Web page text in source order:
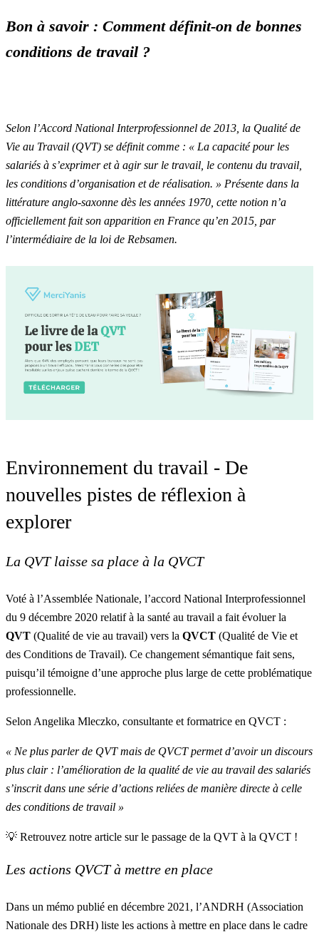
Bon à savoir : Comment définit-on de bonnes
conditions de travail ?
Selon l’Accord National Interprofessionnel de 2013, la Qualité de
Vie au Travail (QVT) se définit comme : « La capacité pour les
salariés à s’exprimer et à agir sur le travail, le contenu du travail,
les conditions d’organisation et de réalisation. » Présente dans la
littérature anglo-saxonne dès les années 1970, cette notion n’a
officiellement fait son apparition en France qu’en 2015, par
l’intermédiaire de la loi de Rebsamen.
Environnement du travail - De
nouvelles pistes de réflexion à
explorer
La QVT laisse sa place à la QVCT
Voté à l’Assemblée Nationale, l’accord National Interprofessionnel
du 9 décembre 2020 relatif à la santé au travail a fait évoluer la
QVT (Qualité de vie au travail) vers la QVCT (Qualité de Vie et
des Conditions de Travail). Ce changement sémantique fait sens,
puisqu’il témoigne d’une approche plus large de cette problématique
professionnelle.
Selon Angelika Mleczko, consultante et formatrice en QVCT :
« Ne plus parler de QVT mais de QVCT permet d’avoir un discours
plus clair : l’amélioration de la qualité de vie au travail des salariés
s’inscrit dans une série d’actions reliées de manière directe à celle
des conditions de travail »
💡 Retrouvez notre article sur le passage de la QVT à la QVCT !
Les actions QVCT à mettre en place
Dans un mémo publié en décembre 2021, l’ANDRH (Association
Nationale des DRH) liste les actions à mettre en place dans le cadre